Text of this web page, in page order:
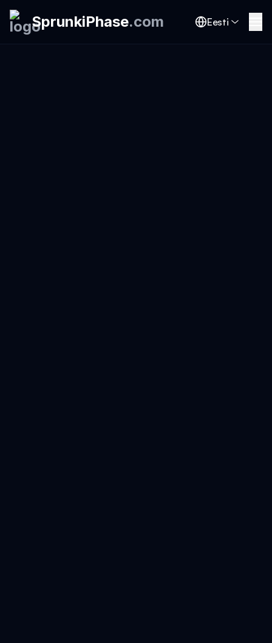
SprunkiPhase.com Eesti